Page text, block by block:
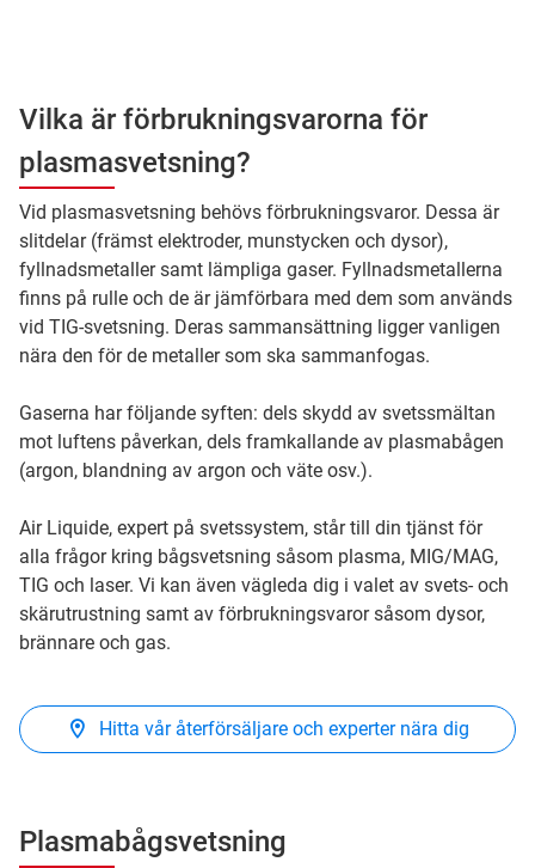
Vilka är förbrukningsvarorna för
plasmasvetsning?
Vid plasmasvetsning behövs förbrukningsvaror. Dessa är
slitdelar (främst elektroder, munstycken och dysor),
fyllnadsmetaller samt lämpliga gaser. Fyllnadsmetallerna
finns på rulle och de är jämförbara med dem som används
vid TIG-svetsning. Deras sammansättning ligger vanligen
nära den för de metaller som ska sammanfogas.
Gaserna har följande syften: dels skydd av svetssmältan
mot luftens påverkan, dels framkallande av plasmabågen
(argon, blandning av argon och väte osv.).
Air Liquide, expert på svetssystem, står till din tjänst för
alla frågor kring bågsvetsning såsom plasma, MIG/MAG,
TIG och laser. Vi kan även vägleda dig i valet av svets- och
skärutrustning samt av förbrukningsvaror såsom dysor,
brännare och gas.
Hitta vår återförsäljare och experter nära dig
Plasmabågsvetsning